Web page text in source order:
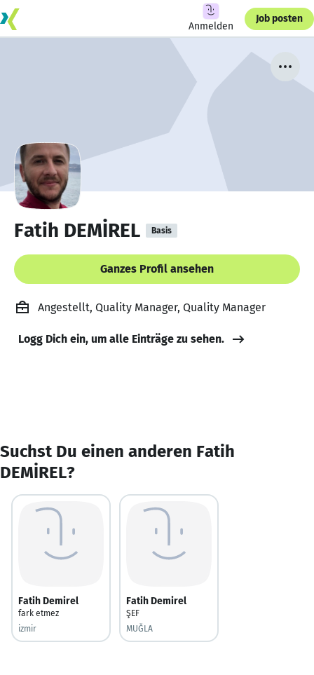
Anmelden
Job posten
Fatih DEMİREL Basis
Ganzes Profil ansehen
Angestellt, Quality Manager, Quality Manager
Logg Dich ein, um alle Einträge zu sehen.
Suchst Du einen anderen Fatih
DEMİREL?
Fatih Demirel
fark etmez
izmir
Fatih Demirel
ŞEF
MUĞLA